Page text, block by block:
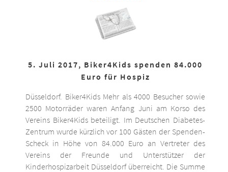
5. Juli 2017, Biker4Kids spenden 84.000
Euro für Hospiz
Düsseldorf. Biker4Kids Mehr als 4000 Besucher sowie
2500 Motorräder waren Anfang Juni am Korso des
Vereins Biker4Kids beteiligt. Im Deutschen Diabetes-
Zentrum wurde kürzlich vor 100 Gästen der Spenden-
Scheck in Höhe von 84.000 Euro an Vertreter des
Vereins der Freunde und Unterstützer der
Kinderhospizarbeit Düsseldorf überreicht. Die Summe